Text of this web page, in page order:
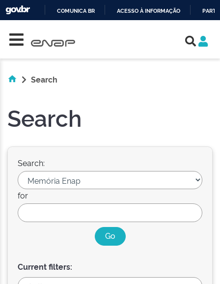
COMUNICA BR ACESSO À INFORMAÇÃO
Search
Search
Search:
for
Current filters: